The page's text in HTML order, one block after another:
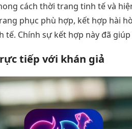
cách thời trang tinh tế và
phục phù hợp, kết hợp hài
tế. Chính sự kết hợp này đã
tiếp với khán giả